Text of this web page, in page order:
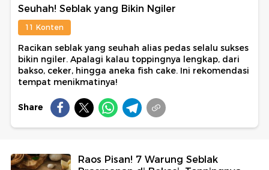
Seuhah! Seblak yang Bikin Ngiler
11 Konten
Racikan seblak yang seuhah alias pedas selalu sukses
bikin ngiler. Apalagi kalau toppingnya lengkap, dari
bakso, ceker, hingga aneka fish cake. Ini rekomendasi
tempat menikmatinya!
Share
Raos Pisan! 7 Warung Seblak